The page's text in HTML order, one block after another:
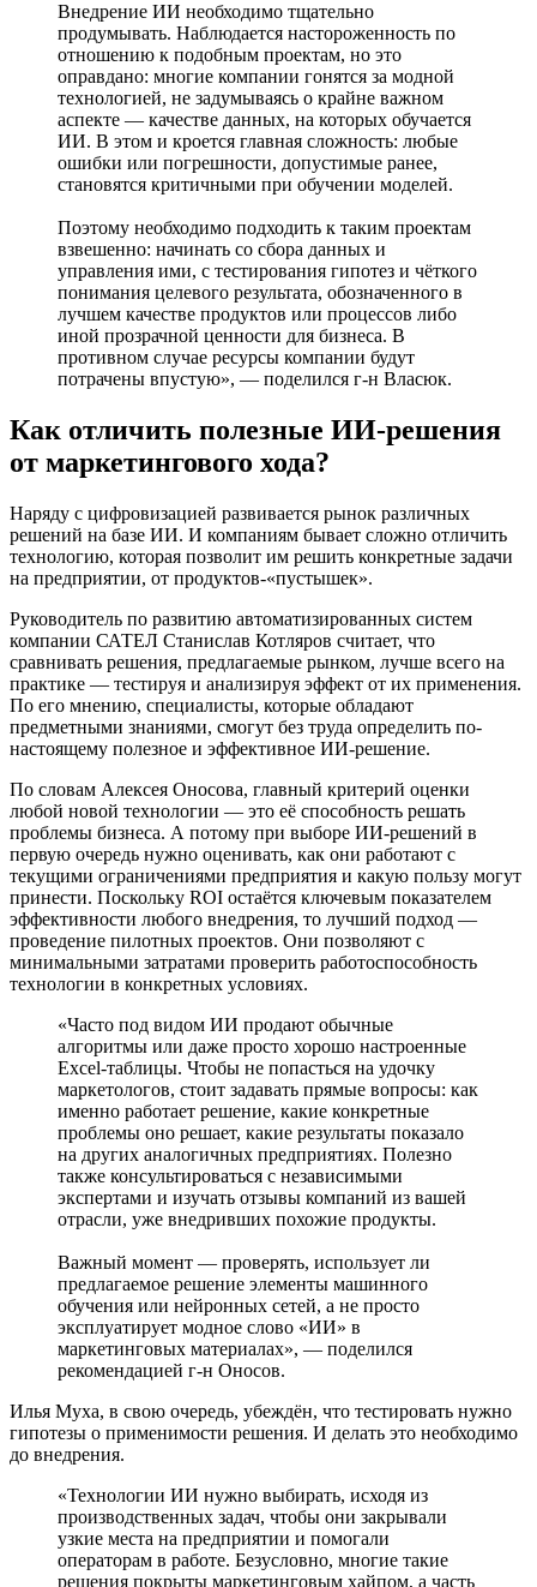
Внедрение ИИ необходимо тщательно
продумывать. Наблюдается настороженность по
отношению к подобным проектам, но это
оправдано: многие компании гонятся за модной
технологией, не задумываясь о крайне важном
аспекте — качестве данных, на которых обучается
ИИ. В этом и кроется главная сложность: любые
ошибки или погрешности, допустимые ранее,
становятся критичными при обучении моделей.
Поэтому необходимо подходить к таким проектам
взвешенно: начинать со сбора данных и
управления ими, с тестирования гипотез и чёткого
понимания целевого результата, обозначенного в
лучшем качестве продуктов или процессов либо
иной прозрачной ценности для бизнеса. В
противном случае ресурсы компании будут
потрачены впустую», — поделился г-н Власюк.
Как отличить полезные ИИ-решения
от маркетингового хода?
Наряду с цифровизацией развивается рынок различных
решений на базе ИИ. И компаниям бывает сложно отличить
технологию, которая позволит им решить конкретные задачи
на предприятии, от продуктов-«пустышек».
Руководитель по развитию автоматизированных систем
компании САТЕЛ Станислав Котляров считает, что
сравнивать решения, предлагаемые рынком, лучше всего на
практике — тестируя и анализируя эффект от их применения.
По его мнению, специалисты, которые обладают
предметными знаниями, смогут без труда определить по-
настоящему полезное и эффективное ИИ-решение.
По словам Алексея Оносова, главный критерий оценки
любой новой технологии — это её способность решать
проблемы бизнеса. А потому при выборе ИИ-решений в
первую очередь нужно оценивать, как они работают с
текущими ограничениями предприятия и какую пользу могут
принести. Поскольку ROI остаётся ключевым показателем
эффективности любого внедрения, то лучший подход —
проведение пилотных проектов. Они позволяют с
минимальными затратами проверить работоспособность
технологии в конкретных условиях.
«Часто под видом ИИ продают обычные
алгоритмы или даже просто хорошо настроенные
Excel-таблицы. Чтобы не попасться на удочку
маркетологов, стоит задавать прямые вопросы: как
именно работает решение, какие конкретные
проблемы оно решает, какие результаты показало
на других аналогичных предприятиях. Полезно
также консультироваться с независимыми
экспертами и изучать отзывы компаний из вашей
отрасли, уже внедривших похожие продукты.
Важный момент — проверять, использует ли
предлагаемое решение элементы машинного
обучения или нейронных сетей, а не просто
эксплуатирует модное слово «ИИ» в
маркетинговых материалах», — поделился
рекомендацией г-н Оносов.
Илья Муха, в свою очередь, убеждён, что тестировать нужно
гипотезы о применимости решения. И делать это необходимо
до внедрения.
«Технологии ИИ нужно выбирать, исходя из
производственных задач, чтобы они закрывали
узкие места на предприятии и помогали
операторам в работе. Безусловно, многие такие
решения покрыты маркетинговым хайпом, а часть